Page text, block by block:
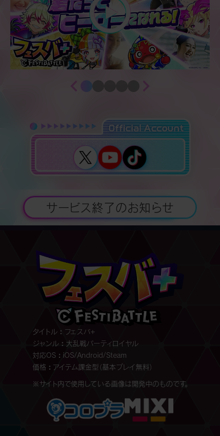
サービス終了のお知らせ
タイトル
フェスバ+
ジャンル
大乱戦パーティロイヤル
対応OS
iOS/Android/Steam
価格
アイテム課金型（基本プレイ無料）
※サイト内で使用している画像は開発中のものです。